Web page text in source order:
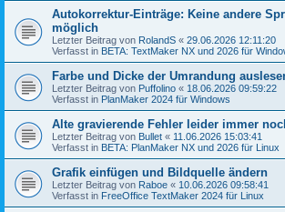
Autokorrektur-Einträge: Keine andere
möglich
Letzter Beitrag von RolandS « 29.06.2026 12:11:20
Verfasst in BETA: TextMaker NX und 2026 für
Farbe und Dicke der Umrandung
Letzter Beitrag von Puffolino « 18.06.2026 09:59:22
Verfasst in PlanMaker 2024 für Windows
Alte gravierende Fehler leider immer
Letzter Beitrag von Bullet « 11.06.2026 15:03:41
Verfasst in BETA: PlanMaker NX und 2026 für Linux
Grafik einfügen und Bildquelle ändern
Letzter Beitrag von Raboe « 10.06.2026 09:58:41
Verfasst in FreeOffice TextMaker 2024 für Linux